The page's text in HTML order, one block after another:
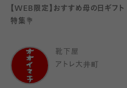
【WEB限定】おすすめ母の日ギフト
特集💐
靴下屋
アトレ大井町